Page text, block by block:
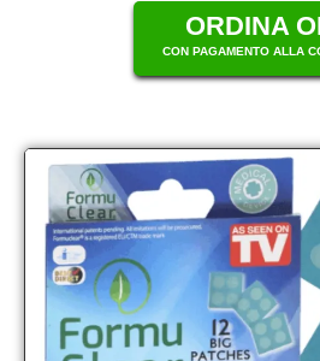
ORDINA
CON PAGAMENTO ALLA